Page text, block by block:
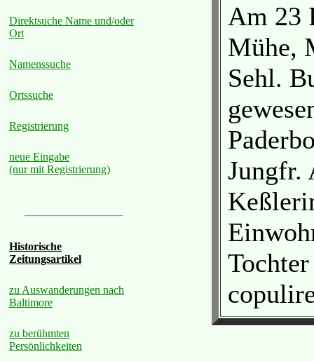
Direktsuche Name und/oder
Ort
Namenssuche
Ortssuche
Registrierung
neue Eingabe
(nur mit Registrierung)
Historische
Zeitungsartikel
zu Auswanderungen nach
Baltimore
zu berühmten
Persönlichkeiten
Am 23
Mühe,
Sehl.
Jungfr.